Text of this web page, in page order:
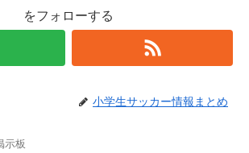
をフォローする
小学生サッカー情報まとめ
示板